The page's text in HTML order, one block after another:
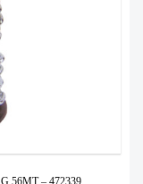
56MT – 472339